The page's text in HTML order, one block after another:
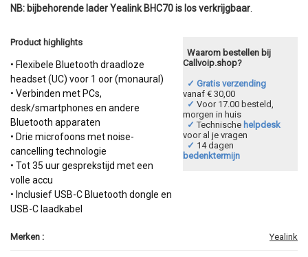
NB: bijbehorende lader Yealink BHC70 is los verkrijgbaar
Product highlights
• Flexibele Bluetooth draadloze
headset (UC) voor 1 oor (monaural)
• Verbinden met PCs,
desk/smartphones en andere
Bluetooth apparaten
• Drie microfoons met noise-
cancelling technologie
• Tot 35 uur gesprekstijd met een
volle accu
• Inclusief USB-C Bluetooth dongle en
USB-C laadkabel
Waarom bestellen bij
Callvoip.shop?
✓ Gratis verzending
vanaf € 30,00
✓ Voor 17.00 besteld,
morgen in huis
✓ Technische helpdesk
voor al je vragen
✓ 14 dagen
bedenktermijn
Merken : Yealink